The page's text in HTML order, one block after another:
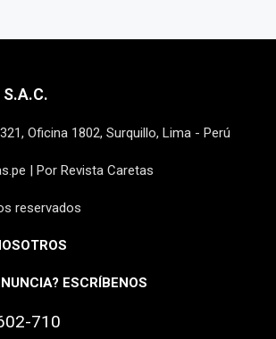
Oficina 1802, Surquillo, Lima - Perú
| Por Revista Caretas
reservados
ESCRÍBENOS
710